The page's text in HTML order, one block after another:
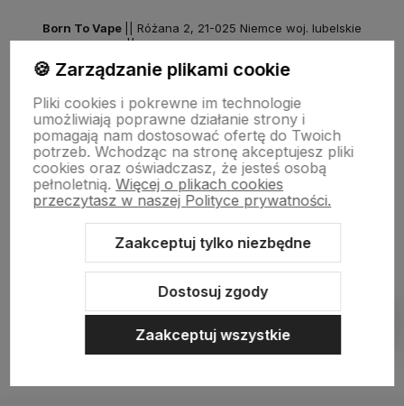
Born To Vape
|| Różana 2, 21-025 Niemce woj. lubelskie
NIP: 7141861133 || E:kontakt@born2vape.plT:665 744 477
Sklep internetowy Shoper Premium
Szablon Shoper Modern 3.0™
🍪 Zarządzanie plikami cookie
Pliki cookies i pokrewne im technologie
umożliwiają poprawne działanie strony i
pomagają nam dostosować ofertę do Twoich
potrzeb. Wchodząc na stronę akceptujesz pliki
cookies oraz oświadczasz, że jesteś osobą
pełnoletnią. Więcej o plikach cookies
przeczytasz w naszej Polityce prywatności.
Zaakceptuj tylko niezbędne
Dostosuj zgody
Zaakceptuj wszystkie